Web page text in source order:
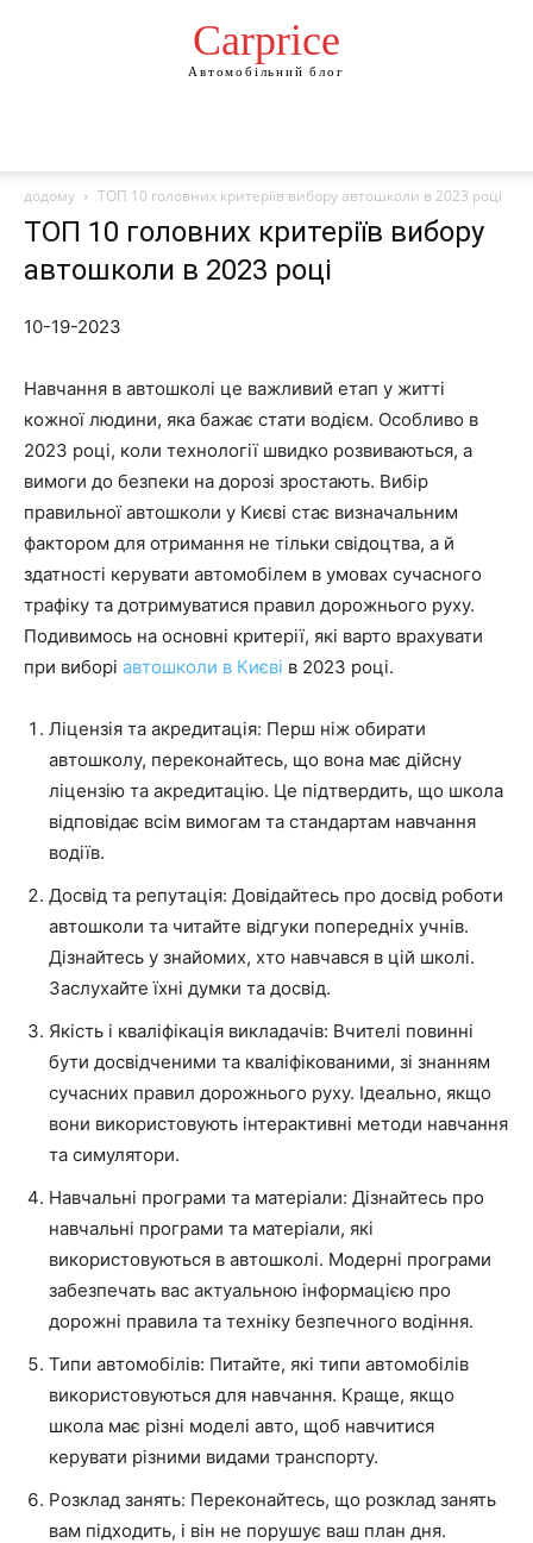
Сarprice
Автомобільний блог
додому ТОП 10 головних критеріїв вибору автошколи в 2023 році
ТОП 10 головних критеріїв вибору
автошколи в 2023 році
10-19-2023
Навчання в автошколі це важливий етап у житті
кожної людини, яка бажає стати водієм. Особливо в
2023 році, коли технології швидко розвиваються, а
вимоги до безпеки на дорозі зростають. Вибір
правильної автошколи у Києві стає визначальним
фактором для отримання не тільки свідоцтва, а й
здатності керувати автомобілем в умовах сучасного
трафіку та дотримуватися правил дорожнього руху.
Подивимось на основні критерії, які варто врахувати
при виборі автошколи в Києві в 2023 році.
Ліцензія та акредитація: Перш ніж обирати
автошколу, переконайтесь, що вона має дійсну
ліцензію та акредитацію. Це підтвердить, що школа
відповідає всім вимогам та стандартам навчання
водіїв.
Досвід та репутація: Довідайтесь про досвід роботи
автошколи та читайте відгуки попередніх учнів.
Дізнайтесь у знайомих, хто навчався в цій школі.
Заслухайте їхні думки та досвід.
Якість і кваліфікація викладачів: Вчителі повинні
бути досвідченими та кваліфікованими, зі знанням
сучасних правил дорожнього руху. Ідеально, якщо
вони використовують інтерактивні методи навчання
та симулятори.
Навчальні програми та матеріали: Дізнайтесь про
навчальні програми та матеріали, які
використовуються в автошколі. Модерні програми
забезпечать вас актуальною інформацією про
дорожні правила та техніку безпечного водіння.
Типи автомобілів: Питайте, які типи автомобілів
використовуються для навчання. Краще, якщо
школа має різні моделі авто, щоб навчитися
керувати різними видами транспорту.
Розклад занять: Переконайтесь, що розклад занять
вам підходить, і він не порушує ваш план дня.